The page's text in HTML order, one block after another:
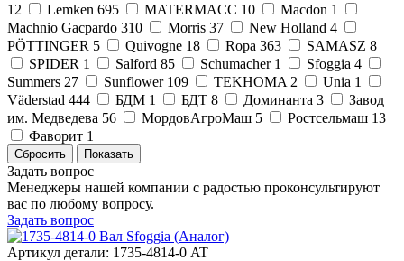
12
Lemken 695 MATERMACC 10 Macdon 1
Machnio Gacpardo 310 Morris 37 New Holland 4
PÖTTINGER 5 Quivogne 18 Ropa 363 SAMASZ 8
SPIDER 1 Salford 85 Schumacher 1 Sfoggia 4
Summers 27 Sunflower 109 TEKHOMA 2 Unia 1
Väderstad 444 БДМ 1 БДТ 8 Доминанта 3
Завод
им. Медведева 56 МордовАгроМаш 5 Ростсельмаш 13
Фаворит 1
Задать вопрос
Менеджеры нашей компании с радостью проконсультируют
вас по любому вопросу.
Задать вопрос
Артикул детали: 1735-4814-0 AT